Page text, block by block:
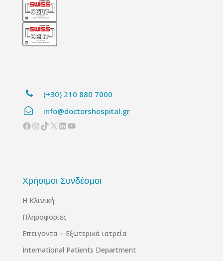
(+30) 210 880 7000
info@doctorshospital.gr
Facebook
Instagram
TikTok
X Linkedin
YouTube
Χρήσιμοι Συνδέσμοι
Η Κλινική
Πληροφορίες
Επειγοντα – Εξωτερικά ιατρεία
International Patients Department